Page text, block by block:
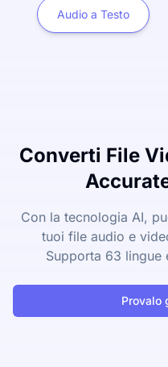
Audio a Testo
Converti File
Con la tecnologia AI,
tuoi file audio e
Supporta 63 lingue
Provalo